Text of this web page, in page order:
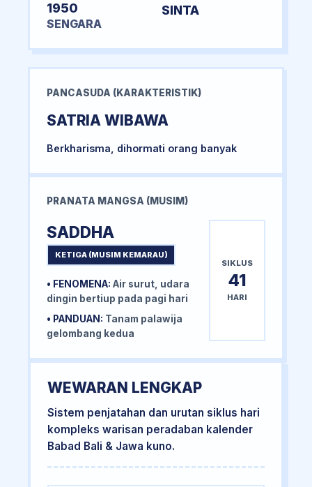
1950
SENGARA
SINTA
PANCASUDA (KARAKTERISTIK)
SATRIA WIBAWA
Berkharisma, dihormati orang banyak
PRANATA MANGSA (MUSIM)
SADDHA
KETIGA (MUSIM KEMARAU)
• FENOMENA: Air surut, udara
dingin bertiup pada pagi hari
• PANDUAN: Tanam palawija
gelombang kedua
SIKLUS
41
HARI
WEWARAN LENGKAP
Sistem penjatahan dan urutan siklus hari
kompleks warisan peradaban kalender
Babad Bali & Jawa kuno.